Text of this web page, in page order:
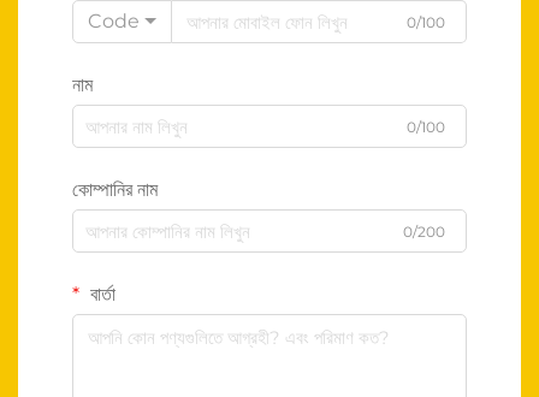
Code
0/100
নাম
0/100
কোম্পানির নাম
0/200
বার্তা